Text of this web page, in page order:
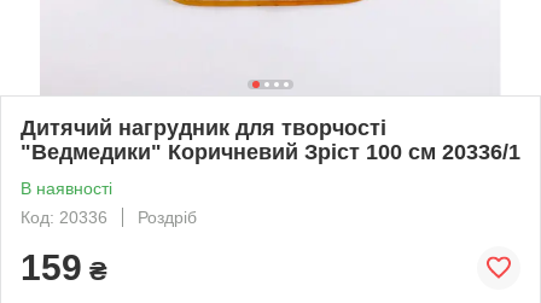
Дитячий нагрудник для творчості
"Ведмедики" Коричневий Зріст 100 см 20336/1
В наявності
Код: 20336
Роздріб
159 ₴